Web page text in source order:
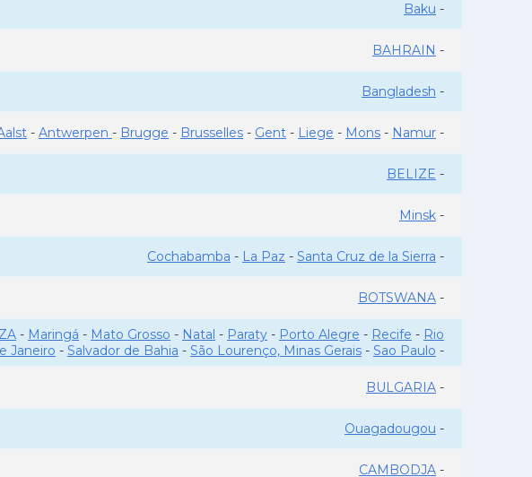
Baku -
BAHRAIN -
Bangladesh -
- Antwerpen - Brugge - Brusselles - Gent - Liege - Mons - Namur -
BELIZE -
Minsk -
Cochabamba - La Paz - Santa Cruz de la Sierra -
BOTSWANA -
- Maringá - Mato Grosso - Natal - Paraty - Porto Alegre - Recife - Rio
Janeiro - Salvador de Bahia - São Lourenço, Minas Gerais - Sao Paulo -
BULGARIA -
Ouagadougou -
CAMBODJA -